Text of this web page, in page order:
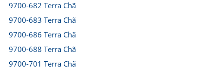
9700-682 Terra Chã
9700-683 Terra Chã
9700-686 Terra Chã
9700-688 Terra Chã
9700-701 Terra Chã